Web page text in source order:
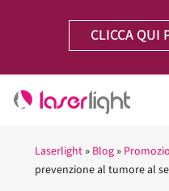
CLICCA QUI
Laserlight » Blog »
prevenzione al tumore al